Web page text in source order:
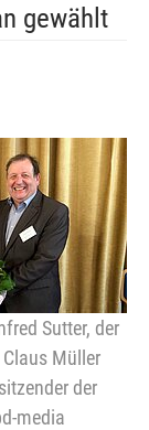
gewählt
Sutter, der
Claus Müller
der
media